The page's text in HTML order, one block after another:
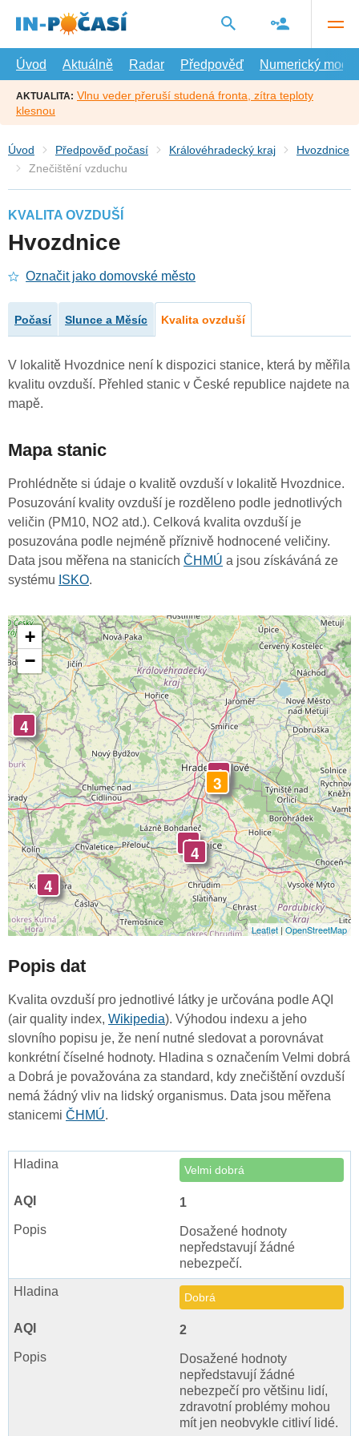
hlavní
Úvod
Aktuálně Radar Předpověď Numerický model
AKTUALITA: Vlnu veder přeruší studená fronta, zítra teploty
klesnou
Úvod Předpověď počasí Královéhradecký kraj
Hvozdnice
Znečištění vzduchu
KVALITA OVZDUŠÍ
Hvozdnice
Označit jako domovské město
Počasí Slunce a Měsíc Kvalita ovzduší
V lokalitě Hvozdnice není k dispozici stanice, která by měřila
kvalitu ovzduší. Přehled stanic v České republice najdete na
mapě.
Mapa stanic
Prohlédněte si údaje o kvalitě ovzduší v lokalitě Hvozdnice.
Posuzování kvality ovzduší je rozděleno podle jednotlivých
veličin (PM10, NO2 atd.). Celková kvalita ovzduší je
posuzována podle nejméně příznivě hodnocené veličiny.
Data jsou měřena na stanicích ČHMÚ a jsou získáváná ze
systému ISKO.
4
44
4
3
4
+
−
Leaflet | OpenStreetMap
Popis dat
Kvalita ovzduší pro jednotlivé látky je určována podle AQI
(air quality index, Wikipedia). Výhodou indexu a jeho
slovního popisu je, že není nutné sledovat a porovnávat
konkrétní číselné hodnoty. Hladina s označením Velmi dobrá
a Dobrá je považována za standard, kdy znečištění ovzduší
nemá žádný vliv na lidský organismus. Data jsou měřena
stanicemi ČHMÚ.
Velmi dobrá
1
Dosažené hodnoty
nepředstavují žádné
nebezpečí.
Dobrá
2
Dosažené hodnoty
nepředstavují žádné
nebezpečí pro většinu lidí,
zdravotní problémy mohou
mít jen neobvykle citliví lidé.